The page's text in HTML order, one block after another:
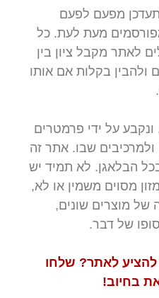
מפעם לפעם
מעת לעת. כל
לאתר מקבל ציון בין
ולהבין בקלות אם אותו
ונקבע על ידי פרמטרים
ולמרכיבים שבו. אתר זה
הבלאגן. לא תמיד יש
מסוים משמין או לא,
של מוצרים שונים,
של דבר.
להציע לאתר? שלחו
בחיוב!